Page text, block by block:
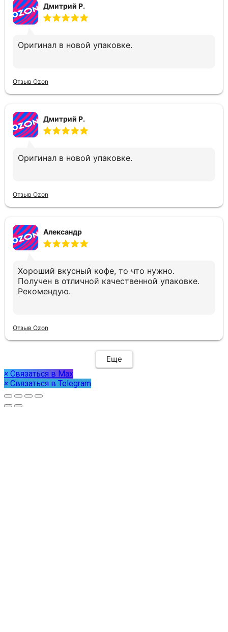
Дмитрий Р.
Оригинал в новой упаковке.
Отзыв Ozon
Дмитрий Р.
Оригинал в новой упаковке.
Отзыв Ozon
Александр
Хороший вкусный кофе, то что нужно.
Получен в отличной качественной упаковке.
Рекомендую.
Отзыв Ozon
Еще
× Связаться в Max
× Связаться в Telegram